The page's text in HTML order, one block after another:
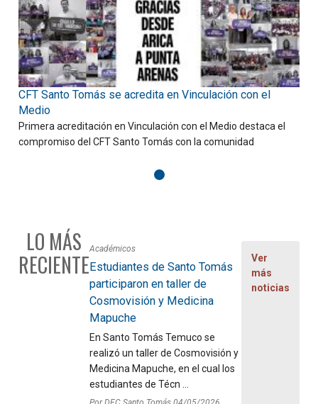
CFT Santo Tomás se acredita en Vinculación con el
Medio
Primera acreditación en Vinculación con el Medio destaca el
compromiso del CFT Santo Tomás con la comunidad
LO MÁS
RECIENTE
Académicos
Estudiantes de Santo Tomás
participaron en taller de
Cosmovisión y Medicina
Mapuche
En Santo Tomás Temuco se
realizó un taller de Cosmovisión y
Medicina Mapuche, en el cual los
estudiantes de Técn ...
Ver
más
noticias